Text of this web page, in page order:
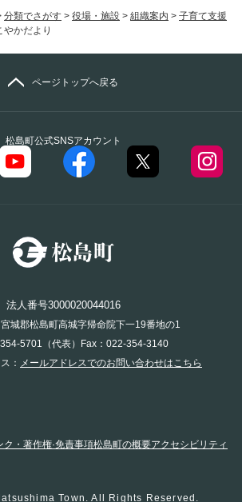
分類でさがす > 役場・施設 > 組織案内 > 子育て支援
やかだより
松島町公式SNSアカウント
ページトップへ戻る
法人番号3000020044016
城郡松島町高城字帰命院下一19番地の1
5701（代表）Fax：022-354-3140
： メールアドレスでのお問い合わせはこちら
ク・著作権·免責事項松島町の概要アクセシビリティ
Town. All Rights Reserved.